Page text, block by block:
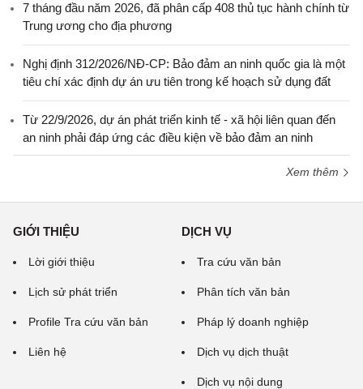
7 tháng đầu năm 2026, đã phân cấp 408 thủ tục hành chính từ
Trung ương cho địa phương
Nghị định 312/2026/NĐ-CP: Bảo đảm an ninh quốc gia là một
tiêu chí xác định dự án ưu tiên trong kế hoạch sử dụng đất
Từ 22/9/2026, dự án phát triển kinh tế - xã hội liên quan đến
an ninh phải đáp ứng các điều kiện về bảo đảm an ninh
Xem thêm
GIỚI THIỆU
Lời giới thiệu
Lịch sử phát triển
Profile Tra cứu văn bản
Liên hệ
DỊCH VỤ
Tra cứu văn bản
Phân tích văn bản
Pháp lý doanh nghiệp
Dịch vụ dịch thuật
Dịch vụ nội dung